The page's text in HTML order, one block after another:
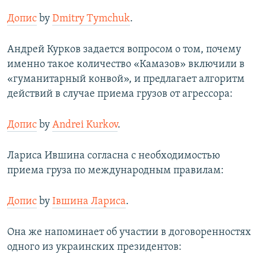
Допис by Dmitry Tymchuk.
Андрей Курков задается вопросом о том, почему
именно такое количество «Камазов» включили в
«гуманитарный конвой», и предлагает алгоритм
действий в случае приема грузов от агрессора:
Допис by Andrei Kurkov.
Лариса Ившина согласна с необходимостью
приема груза по международным правилам:
Допис by Івшина Лариса.
Она же напоминает об участии в договоренностях
одного из украинских президентов: